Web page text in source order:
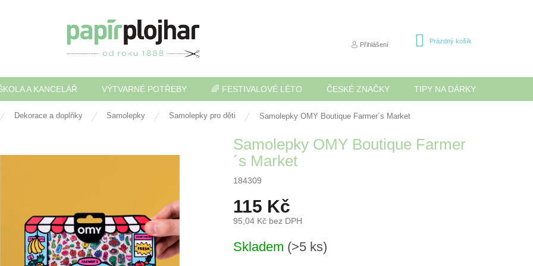
Přihlášení
NÁKUPNÍ
Prázdný košík
A KANCELÁŘ VÝTVARNÉ POTŘEBY 🌈 FESTIVALOVÉ LÉTO ČESKÉ ZNAČKY TIPY NA DÁRKY
Dekorace a doplňky Samolepky Samolepky pro děti Samolepky OMY Boutique Farmer´s Market
Samolepky OMY Boutique Farmer
´s Market
184309
115 Kč
95,04 Kč bez DPH
cena:
Skladem (>5 ks)